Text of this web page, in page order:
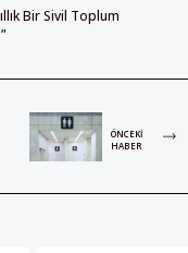
Bir Sivil Toplum
ÖNCEKI
HABER